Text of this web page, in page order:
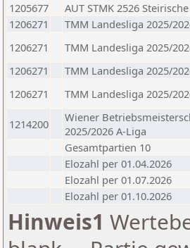
1205677
AUT STMK 2526
1206271
TMM Landesliga 2025/
1206271
TMM Landesliga 2025/
1206271
TMM Landesliga 2025/
1206271
TMM Landesliga 2025/
1214200
Wiener
2025/2026 A-Liga
Gesamtpartien 10
Elozahl per 01.04.2026
Elozahl per 01.07.2026
Elozahl per 01.10.2026
Hinweis1